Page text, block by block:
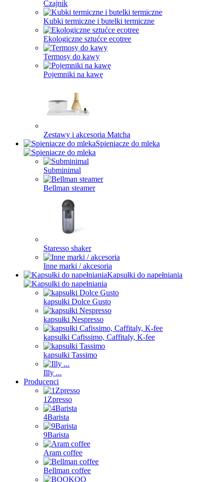
Czajnik
Kubki termiczne i butelki termiczne
Ekologiczne sztućce ecotree
Termosy do kawy
Pojemniki na kawę
Zestawy i akcesoria Matcha
Spieniacze do mleka
Subminimal
Bellman steamer
Staresso shaker
Inne marki / akcesoria
Kapsułki do napełniania
kapsułki Dolce Gusto
kapsułki Nespresso
kapsułki Cafissimo, Caffitaly, K-fee
kapsułki Tassimo
Illy ...
Producenci
1Zpresso
4Barista
9Barista
Aram coffee
Bellman coffee